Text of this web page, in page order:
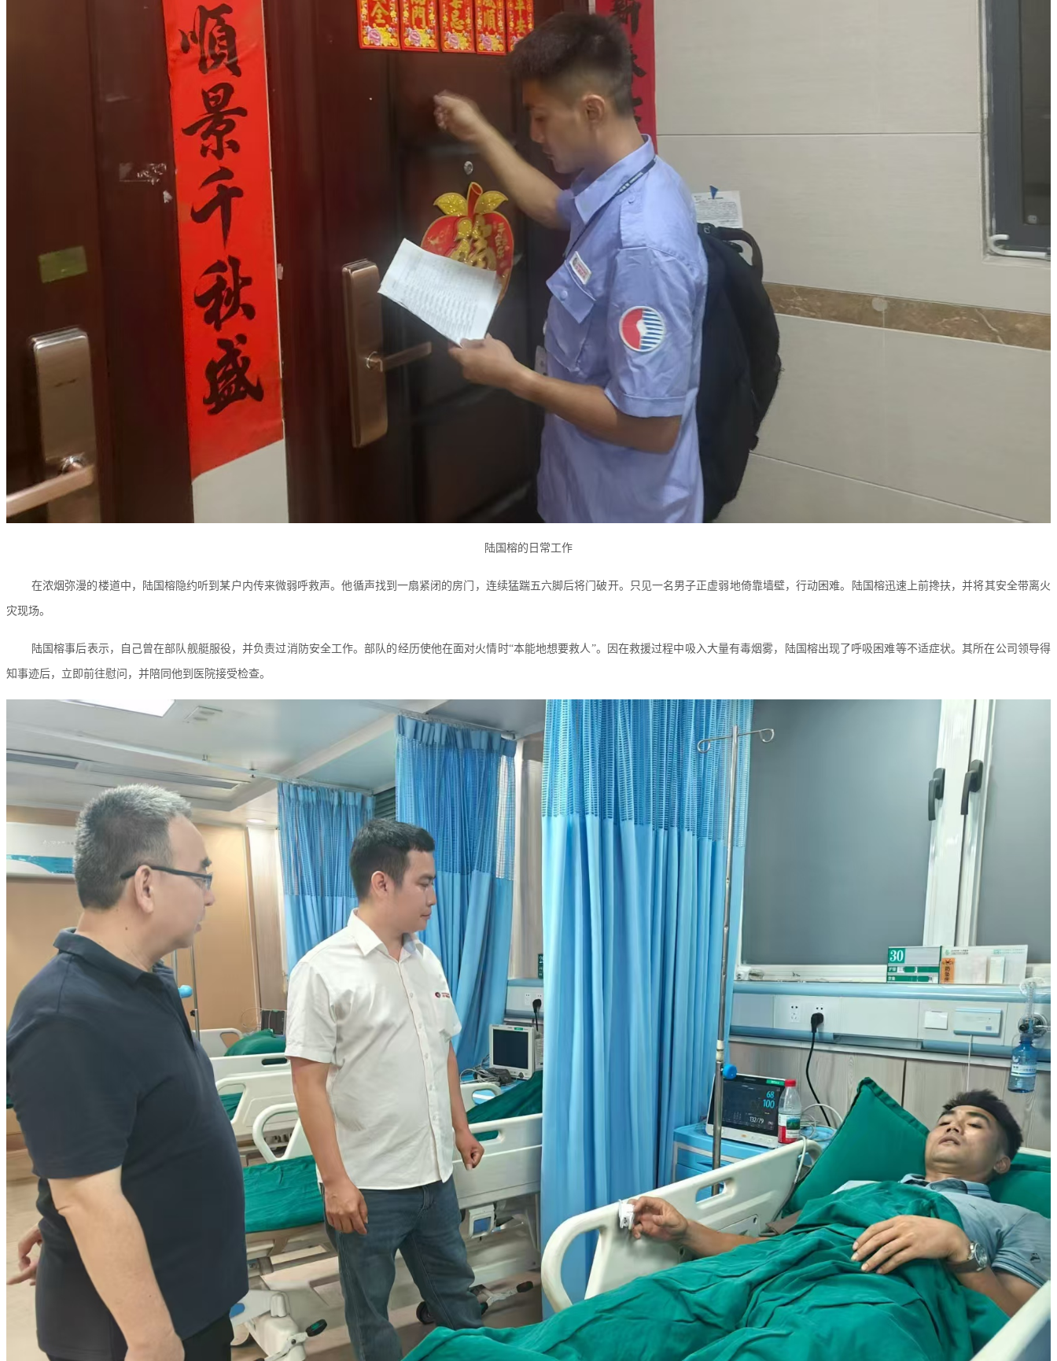
陆国榕的日常工作
在浓烟弥漫的楼道中，陆国榕隐约听到某户内传来微弱呼救声。他循声找到一扇紧闭的房门，连续猛踹五六脚后将门破开。只见一名男子正虚弱地倚靠墙壁，行动困难。陆国榕迅速上前搀扶，并将其安全带离火
灾现场。
陆国榕事后表示，自己曾在部队舰艇服役，并负责过消防安全工作。部队的经历使他在面对火情时“本能地想要救人”。因在救援过程中吸入大量有毒烟雾，陆国榕出现了呼吸困难等不适症状。其所在公司领导得
知事迹后，立即前往慰问，并陪同他到医院接受检查。